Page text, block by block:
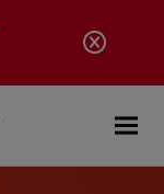
Open